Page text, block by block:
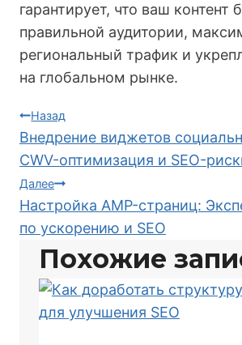
гарантирует, что ваш контент
правильной аудитории,
региональный трафик и
на глобальном рынке.
Навигация
по
записям
Назад
Внедрение виджетов
CWV-оптимизация и SEO-
Далее
Настройка AMP-страниц:
по ускорению и SEO
Похожие